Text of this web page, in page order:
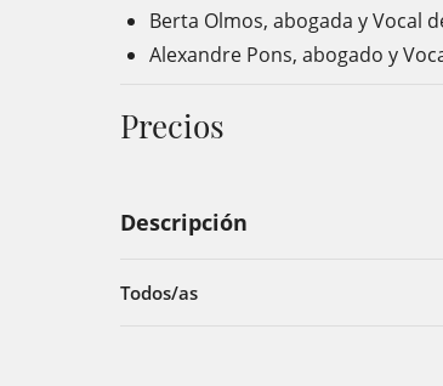
Berta Olmos, abogada y Vocal
Alexandre Pons, abogado y
Precios
Descripción
Todos/as